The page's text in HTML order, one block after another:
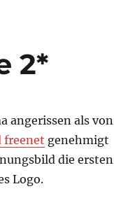
2*
angerissen als von
freenet genehmigt
die ersten
Logo.